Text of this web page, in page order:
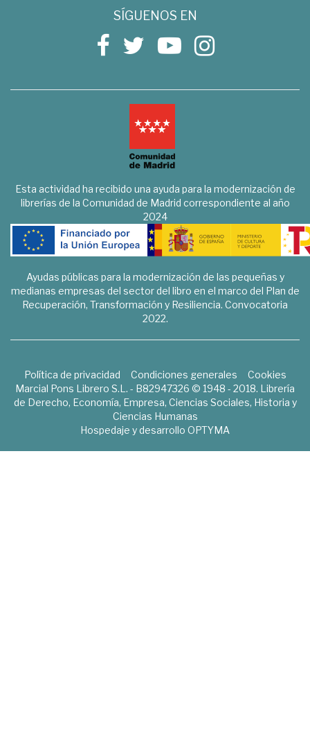
SÍGUENOS EN
Esta actividad ha recibido una ayuda para la modernización de
librerías de la Comunidad de Madrid correspondiente al año
2024
Ayudas públicas para la modernización de las pequeñas y
medianas empresas del sector del libro en el marco del Plan de
Recuperación, Transformación y Resiliencia. Convocatoria
2022.
Política de privacidad Condiciones generales
Cookies
Marcial Pons Librero S.L. - B82947326 © 1948 - 2018. Librería
de Derecho, Economía, Empresa, Ciencias Sociales, Historia y
Ciencias Humanas
Hospedaje y desarrollo OPTYMA